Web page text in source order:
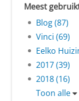
Meest
Blog (87)
Vinci (69)
Eelko
2017 (39)
2018 (16)
Toon alle